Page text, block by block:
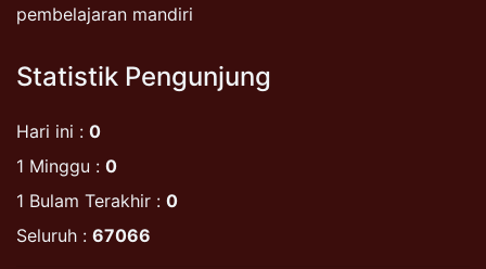
pembelajaran mandiri
Statistik Pengunjung
Hari ini : 0
1 Minggu : 0
1 Bulam Terakhir : 0
Seluruh : 67066